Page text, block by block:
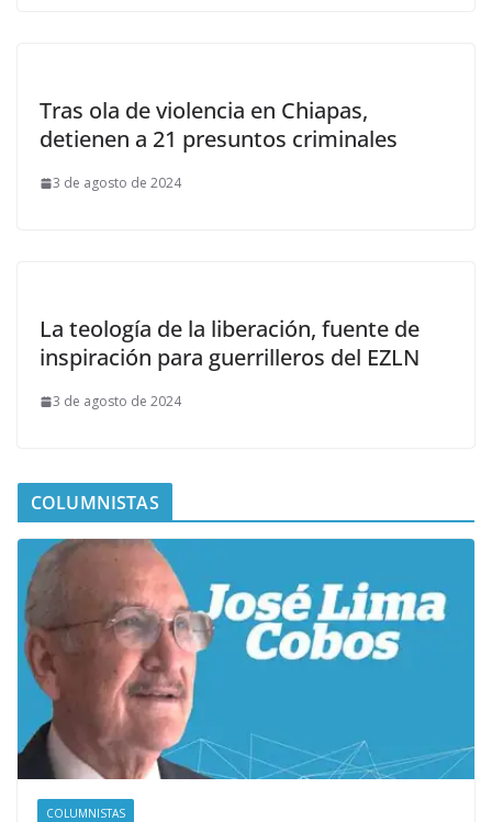
Tras ola de violencia en Chiapas,
detienen a 21 presuntos criminales
3 de agosto de 2024
La teología de la liberación, fuente de
inspiración para guerrilleros del EZLN
3 de agosto de 2024
COLUMNISTAS
COLUMNISTAS